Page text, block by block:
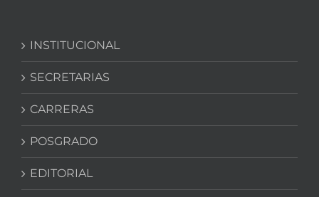
INSTITUCIONAL
SECRETARIAS
CARRERAS
POSGRADO
EDITORIAL